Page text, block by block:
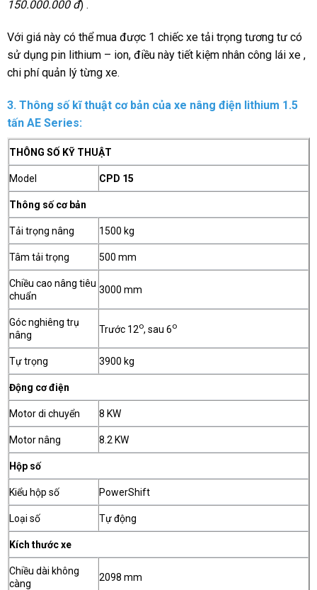
150.000.000 đ) .
Với giá này có thể mua được 1 chiếc xe tải trọng tương tư có
sử dụng pin lithium – ion, điều này tiết kiệm nhân công lái xe ,
chi phí quản lý từng xe.
3. Thông số kĩ thuật cơ bản của xe nâng điện lithium 1.5
tấn AE Series:
THÔNG SỐ KỸ THUẬT
Model CPD 15
Thông số cơ bản
Tải trọng nâng 1500 kg
Tâm tải trọng 500 mm
Chiều cao nâng tiêu
chuẩn
3000 mm
Góc nghiêng trụ
nâng
Trước 12o, sau 6o
Tự trọng 3900 kg
Động cơ điện
Motor di chuyển 8 KW
Motor nâng 8.2 KW
Hộp số
Kiểu hộp số PowerShift
Loại số Tự động
Kích thước xe
Chiều dài không
càng
2098 mm